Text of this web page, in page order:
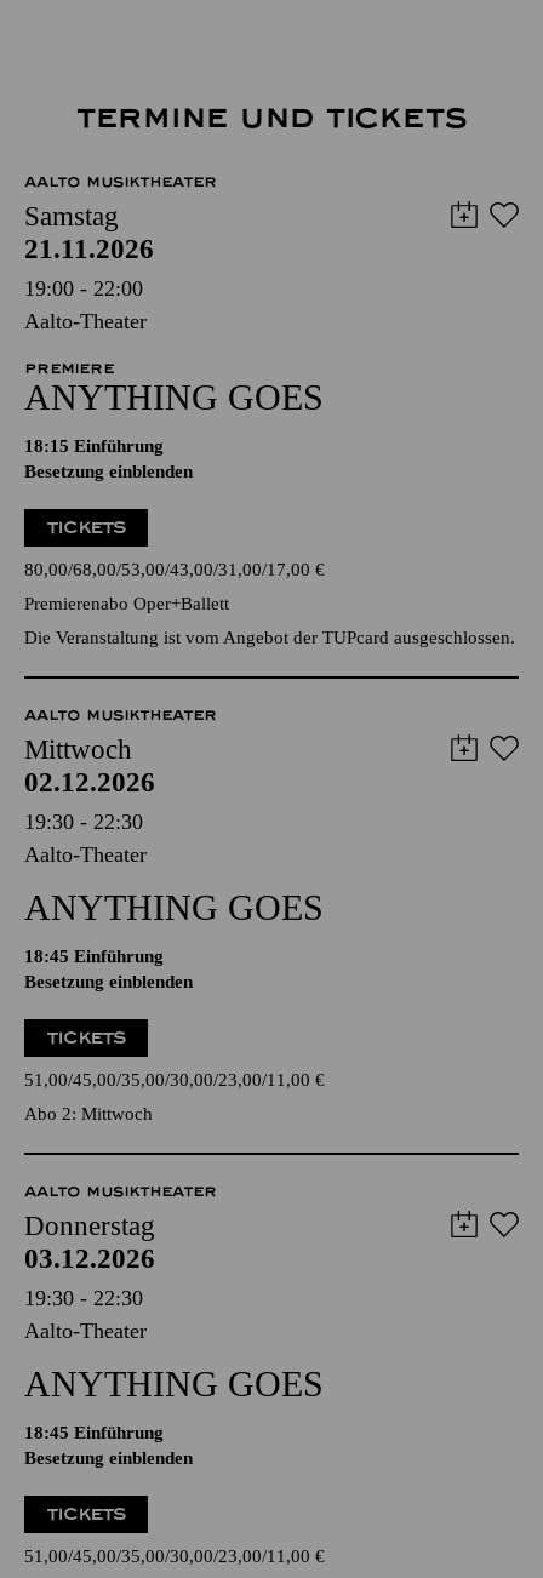
TERMINE UND TICKETS
AALTO MUSIKTHEATER
Samstag
21.11.2026
19:00 - 22:00
Aalto-Theater
PREMIERE
ANYTHING GOES
18:15 Einführung
Besetzung einblenden
TICKETS
80,00 68,00 53,00 43,00 31,00 17,00 €
Premierenabo Oper+Ballett
Die Veranstaltung ist vom Angebot der TUPcard ausgeschlossen.
AALTO MUSIKTHEATER
Mittwoch
02.12.2026
19:30 - 22:30
Aalto-Theater
ANYTHING GOES
18:45 Einführung
Besetzung einblenden
TICKETS
51,00 45,00 35,00 30,00 23,00 11,00 €
Abo 2: Mittwoch
AALTO MUSIKTHEATER
Donnerstag
03.12.2026
19:30 - 22:30
Aalto-Theater
ANYTHING GOES
18:45 Einführung
Besetzung einblenden
TICKETS
51,00 45,00 35,00 30,00 23,00 11,00 €